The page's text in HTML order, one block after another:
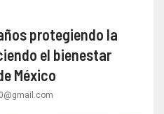
protegiendo la
el bienestar
México